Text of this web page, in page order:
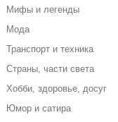
Мифы и легенды
Мода
Транспорт и техника
Страны, части света
Хобби, здоровье, досуг
Юмор и сатира